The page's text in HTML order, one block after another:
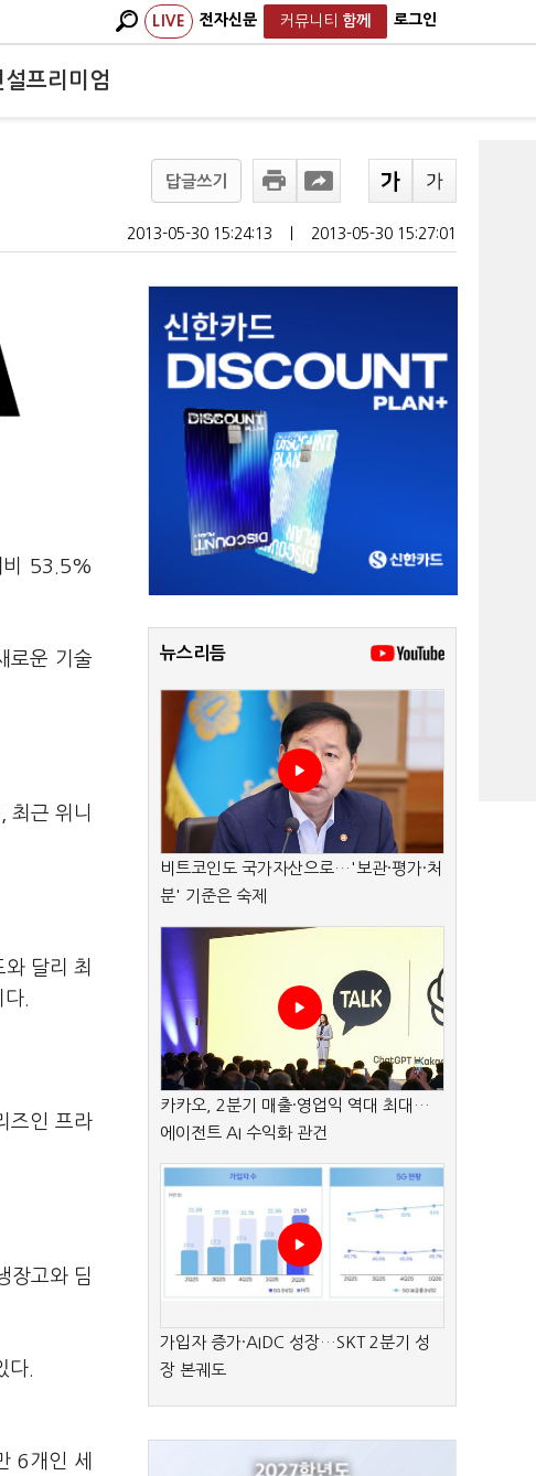
LIVE 전자신문 커뮤니티 함께 로그인
설프리미엄
답글쓰기
2013-05-30 15:24:13 2013-05-30 15:27:01
비 53.5%
로운 기술
최근 위니
달리 최
.
즈인 프라
장고와 딤
다.
6개인 세
뉴스리듬
비트코인도 국가자산으로…'보관·평가·처
분' 기준은 숙제
카카오, 2분기 매출·영업익 역대 최대…
에이전트 AI 수익화 관건
가입자 증가·AIDC 성장…SKT 2분기 성
장 본궤도